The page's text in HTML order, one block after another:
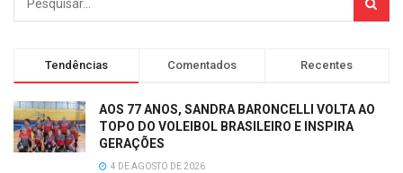
Tendências Comentados Recentes
AOS 77 ANOS, SANDRA BARONCELLI VOLTA AO
TOPO DO VOLEIBOL BRASILEIRO E INSPIRA
GERAÇÕES
4 DE AGOSTO DE 2026